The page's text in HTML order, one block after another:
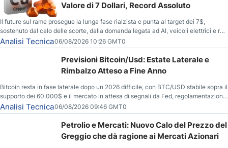
Valore di 7 Dollari, Record Assoluto
Il future sul rame prosegue la lunga fase rialzista e punta al target dei 7$,
sostenuto dal calo delle scorte, dalla domanda legata ad AI, veicoli elettrici e reti
energetiche, e dai timori di deficit produttivo dal 2028.
Analisi Tecnica06/08/2026 10:26 GMT0
Previsioni Bitcoin/Usd: Estate Laterale e
Rimbalzo Atteso a Fine Anno
Bitcoin resta in fase laterale dopo un 2026 difficile, con BTC/USD stabile sopra il
supporto dei 60.000$ e il mercato in attesa di segnali da Fed, regolamentazione
USA ed elezioni di medio termine.
Analisi Tecnica06/08/2026 09:46 GMT0
Petrolio e Mercati: Nuovo Calo del Prezzo del
Greggio che dà ragione ai Mercati Azionari